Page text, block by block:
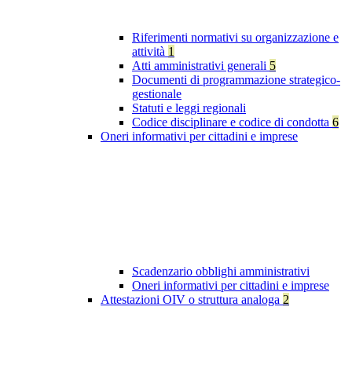
Riferimenti normativi su organizzazione e
attività 1
Atti amministrativi generali 5
Documenti di programmazione strategico-
gestionale
Statuti e leggi regionali
Codice disciplinare e codice di condotta 6
Oneri informativi per cittadini e imprese
Scadenzario obblighi amministrativi
Oneri informativi per cittadini e imprese
Attestazioni OIV o struttura analoga 2